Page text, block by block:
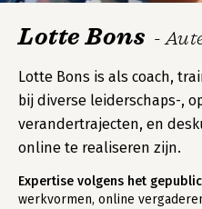
Lotte Bons -
Lotte Bons is als coach,
bij diverse leiderschaps-,
verandertrajecten, en
online te realiseren zijn.
Expertise volgens het
werkvormen, online